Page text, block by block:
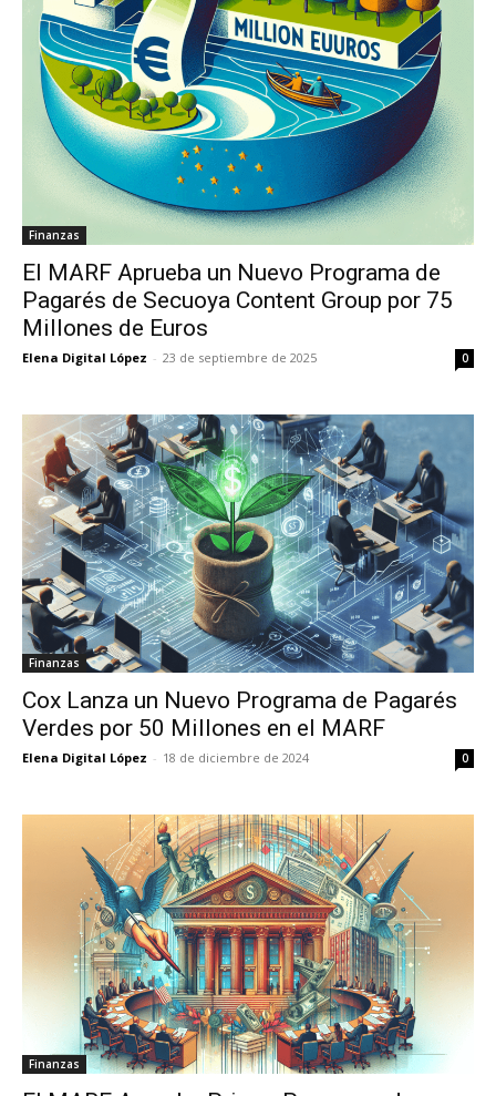
Finanzas
El MARF Aprueba un Nuevo Programa de
Pagarés de Secuoya Content Group por 75
Millones de Euros
Elena Digital López - 23 de septiembre de 2025 0
Finanzas
Cox Lanza un Nuevo Programa de Pagarés
Verdes por 50 Millones en el MARF
Elena Digital López - 18 de diciembre de 2024 0
Finanzas